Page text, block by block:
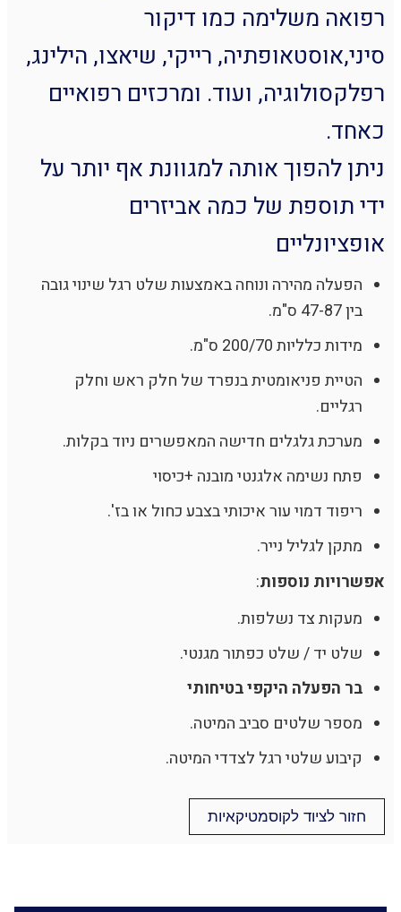
רפואה משלימה כמו דיקור
סיני,אוסטאופתיה, רייקי, שיאצו, הילינג,
רפלקסולוגיה, ועוד. ומרכזים רפואיים
כאחד.
ניתן להפוך אותה למגוונת אף יותר על
ידי תוספת של כמה אביזרים
אופציונליים
הפעלה מהירה ונוחה באמצעות שלט רגל שינוי גובה
בין 47-87 ס"מ.
מידות כלליות 200/70 ס"מ.
הטיית פניאומטית בנפרד של חלק ראש וחלק
רגליים.
מערכת גלגלים חדישה המאפשרים ניוד בקלות.
פתח נשימה אלגנטי מובנה +כיסוי
ריפוד דמוי עור איכותי בצבע כחול או בז'.
מתקן לגליל נייר.
אפשרויות נוספות:
מעקות צד נשלפות.
שלט יד / שלט כפתור מגנטי.
בר הפעלה היקפי בטיחותי
מספר שלטים סביב המיטה.
קיבוע שלטי רגל לצדדי המיטה.
חזור לציוד לקוסמטיקאיות